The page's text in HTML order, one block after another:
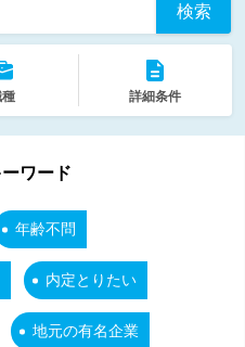
検索
詳細条件
ワード
年齢不問
内定とりたい
地元の有名企業